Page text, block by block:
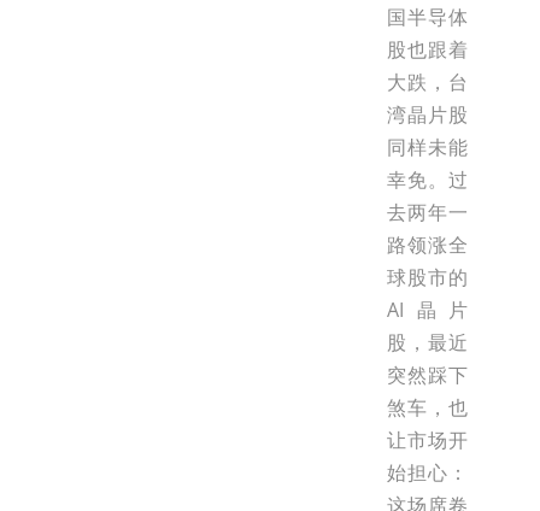
国半导体
股也跟着
大跌，台
湾晶片股
同样未能
幸免。过
去两年一
路领涨全
球股市的
AI晶片
股，最近
突然踩下
煞车，也
让市场开
始担心：
这场席卷